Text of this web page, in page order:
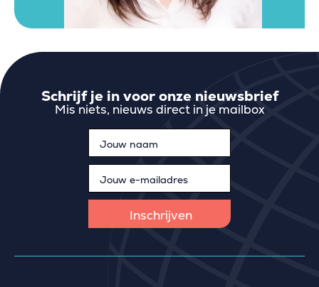
Schrijf je in voor onze nieuwsbrief
Mis niets, nieuws direct in je mailbox